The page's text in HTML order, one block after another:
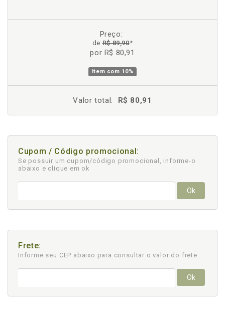
Preço:
deR$ 89,90*
por R$ 80,91
item com 10%
Valor total: R$ 80,91
Cupom / Código promocional:
Se possuir um cupom/código promocional, informe-o
abaixo e clique em ok
Ok
Frete:
Informe seu CEP abaixo para consultar o valor do frete.
Ok